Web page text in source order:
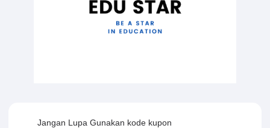
Jangan Lupa Gunakan kode kupon